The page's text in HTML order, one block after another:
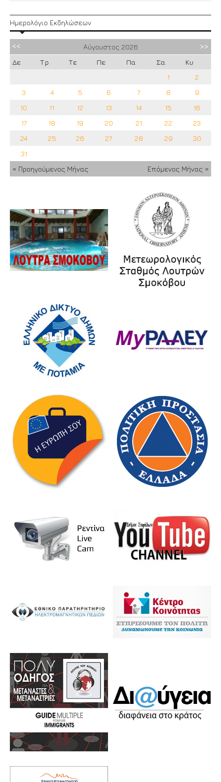
Ημερολόγιο Εκδηλώσεων
Αύγουστος 2026
Δε
Τρ Τε Πε Πα Σα
Κυ
1
2
3
4 5 6 7 8
9
10
11 12 13 14 15
16
17
18 19 20 21 22
23
24
25 26 27 28 29
30
31
« Προηγούμενος Μήνας
Επόμενος Μήνας »